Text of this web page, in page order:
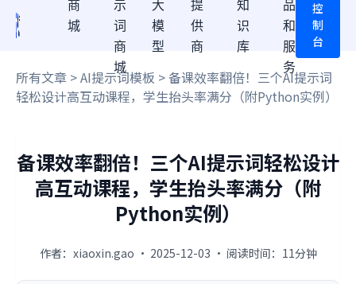
商
城
示
词
商
城
大
模
型
提
供
商
知
识
库
品
和
服
务
控
制
台
所有文章 >AI提示词模板 > 备课效率翻倍！三个AI提示词
轻松设计高互动课程，学生抬头率满分（附Python实例）
备课效率翻倍！三个AI提示词轻松设计
高互动课程，学生抬头率满分（附
Python实例）
作者：xiaoxin.gao · 2025-12-03 · 阅读时间：11分钟